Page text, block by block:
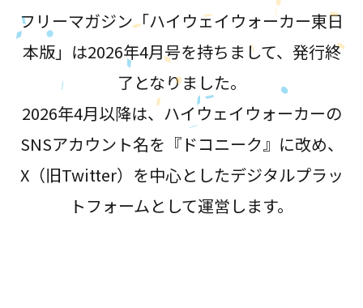
フリーマガジン「ハイウェイウォーカー東日
本版」は2026年4月号を持ちまして、発行終
了となりました。
2026年4月以降は、ハイウェイウォーカーの
SNSアカウント名を『ドコニーク』に改め、
X（旧Twitter）を中心としたデジタルプラッ
トフォームとして運営します。